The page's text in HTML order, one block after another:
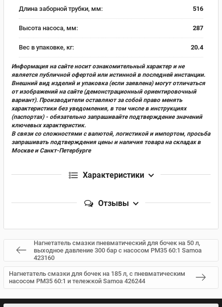
Длина заборной трубки, мм: 516
Высота насоса, мм: 287
Вес в упаковке, кг: 20.4
Информация на сайте носит ознакомительный характер и не
является публичной офертой или истинной в последней инстанции.
Внешний вид изделий и упаковка (если заявлена) могут отличаться
от изображений на сайте (демонстрационный ориентировочный
вариант). Производители оставляют за собой право менять
характеристики без уведомления, в том числе в инструкциях
(паспортах) - обязательно запрашивайте подтверждение значений
ключевых характеристик.
В связи со сложностями с валютой, логистикой и импортом, просьба
запрашивать подтверждения цены и наличия товара на складах в
Москве и Санкт-Петербурге
Характеристики
Отзывы
Нагнетатель смазки пневматический для бочек на 50 л,
выходное давление 300 бар с насосом PM35 60:1 Samoa
423160
Нагнетатель смазки для бочек на 185 л, с пневматическим
насосом PM35 60:1 и тележкой Samoa 426244